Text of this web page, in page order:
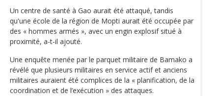
Un centre de santé à Gao aurait été attaqué, tandis
qu'une école de la région de Mopti aurait été occupée par
des « hommes armés », avec un engin explosif situé à
proximité, a-t-il ajouté.
Une enquête menée par le parquet militaire de Bamako a
révélé que plusieurs militaires en service actif et anciens
militaires auraient été complices de la « planification, de la
coordination et de l’exécution » des attaques.